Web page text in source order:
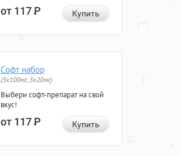
от 117Р Купить
Софт набор
(3x100мг, 3x20мг)
Выбери софт-препарат на свой
вкус!
от 117Р Купить